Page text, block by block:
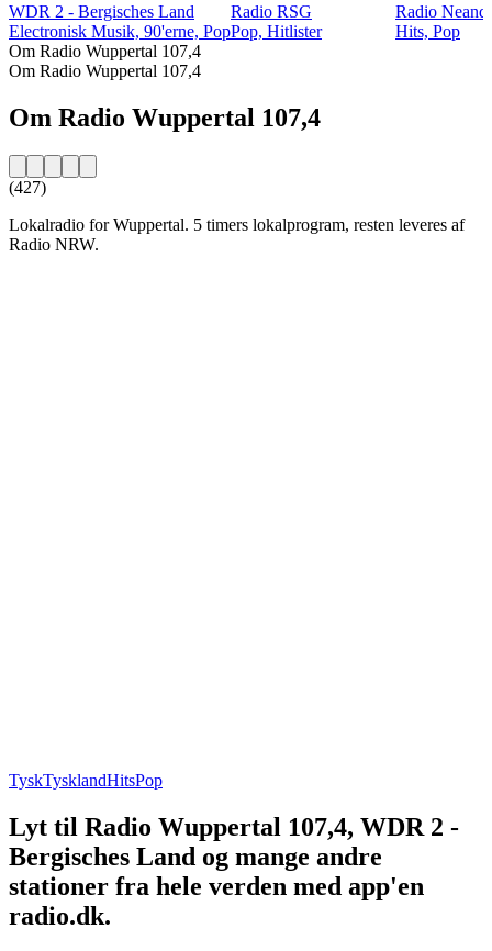
WDR 2 - Bergisches Land
Electronisk Musik, 90'erne, Pop
Radio RSG
Pop, Hitlister
Radio
Hits, Pop
Om Radio Wuppertal 107,4
Om Radio Wuppertal 107,4
Om Radio Wuppertal 107,4
(427)
Lokalradio for Wuppertal. 5 timers lokalprogram, resten leveres af
Radio NRW.
TyskTysklandHitsPop
Lyt til Radio Wuppertal 107,4, WDR 2 -
Bergisches Land og mange andre
stationer fra hele verden med app'en
radio.dk.